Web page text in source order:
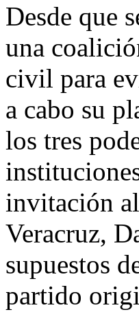
Desde que
una
civil para
a cabo su
los tres
invitación
Veracruz,
supuestos
partido